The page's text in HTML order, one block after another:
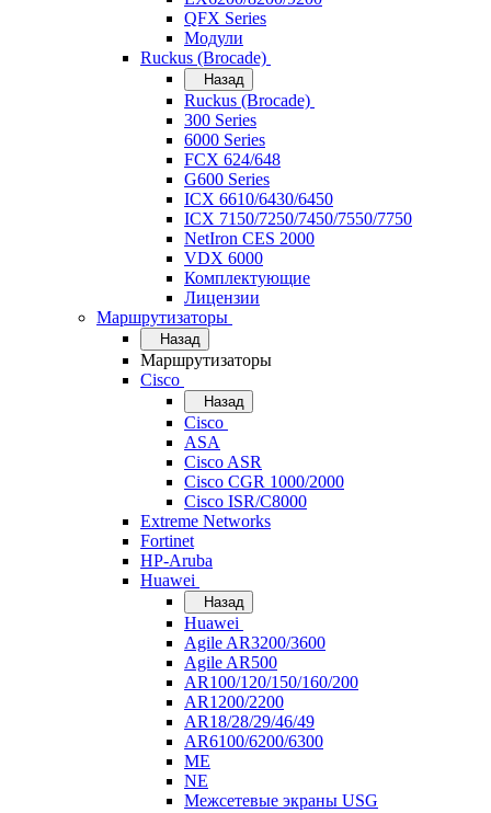
QFX Series
Модули
Ruckus (Brocade)
Назад
Ruckus (Brocade)
300 Series
6000 Series
FCX 624/648
G600 Series
ICX 6610/6430/6450
ICX 7150/7250/7450/7550/7750
NetIron CES 2000
VDX 6000
Комплектующие
Лицензии
Маршрутизаторы
Назад
Маршрутизаторы
Cisco
Назад
Cisco
ASA
Cisco ASR
Cisco CGR 1000/2000
Cisco ISR/С8000
Extreme Networks
Fortinet
HP-Aruba
Huawei
Назад
Huawei
Agile AR3200/3600
Agile AR500
AR100/120/150/160/200
AR1200/2200
AR18/28/29/46/49
AR6100/6200/6300
ME
NE
Межсетевые экраны USG